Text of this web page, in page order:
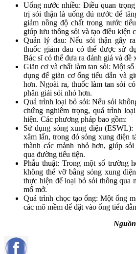
Uống nước nhiều: Điều quan
trị sỏi thận là uống đủ nước để
giảm nồng độ chất trong nước
giúp lưu thông sỏi và tạo điều kiện
Quản lý đau: Nếu sỏi thận gây
thuốc giảm đau có thể được sử
Bác sĩ có thể đưa ra đánh giá và đề
Giãn cơ và chất làm tan sỏi: Một
dụng để giãn cơ ống tiểu dẫn và
hơn. Ngoài ra, thuốc làm tan sỏi
phân giải sỏi nhỏ hơn.
Quá trình loại bỏ sỏi: Nếu sỏi
chứng nghiêm trọng, quá trình
hiện. Các phương pháp bao gồm:
Sử dụng sóng xung điện
xâm lấn, trong đó sóng xung điện
thành các mảnh nhỏ hơn, giúp
qua đường tiểu tiện.
Phẫu thuật: Trong một số trường
không thể vỡ bằng sóng xung
thực hiện để loại bỏ sỏi thông qua
mổ mở.
Quá trình chọc tạo ống: Một ống
các mô mềm để đặt vào ống tiểu